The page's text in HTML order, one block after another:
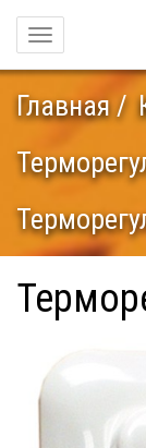
Навигация
Главная